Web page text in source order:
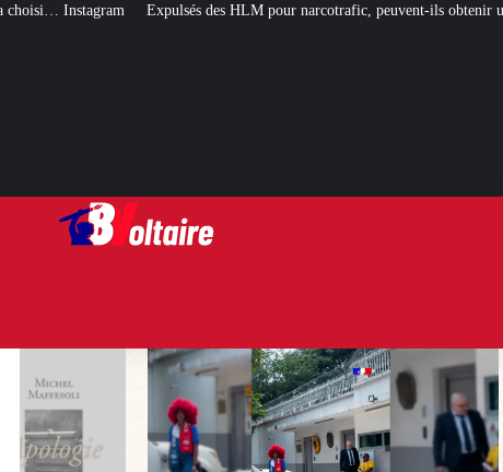
des HLM pour narcotrafic, peuvent-ils obtenir un nouveau logement social ?